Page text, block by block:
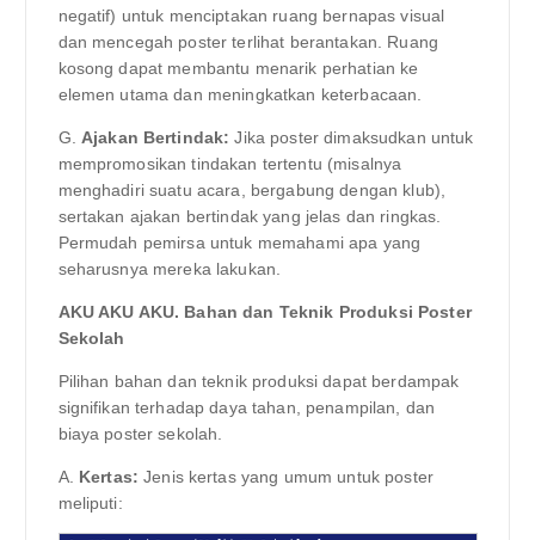
negatif) untuk menciptakan ruang bernapas visual
dan mencegah poster terlihat berantakan. Ruang
kosong dapat membantu menarik perhatian ke
elemen utama dan meningkatkan keterbacaan.
G. Ajakan Bertindak: Jika poster dimaksudkan untuk
mempromosikan tindakan tertentu (misalnya
menghadiri suatu acara, bergabung dengan klub),
sertakan ajakan bertindak yang jelas dan ringkas.
Permudah pemirsa untuk memahami apa yang
seharusnya mereka lakukan.
AKU AKU AKU. Bahan dan Teknik Produksi Poster
Sekolah
Pilihan bahan dan teknik produksi dapat berdampak
signifikan terhadap daya tahan, penampilan, dan
biaya poster sekolah.
A. Kertas: Jenis kertas yang umum untuk poster
meliputi: